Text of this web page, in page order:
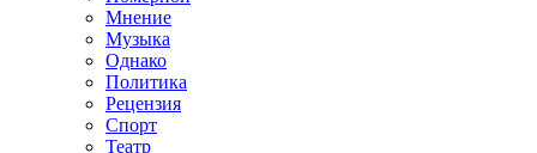
Мнение
Музыка
Однако
Политика
Рецензия
Спорт
Театр